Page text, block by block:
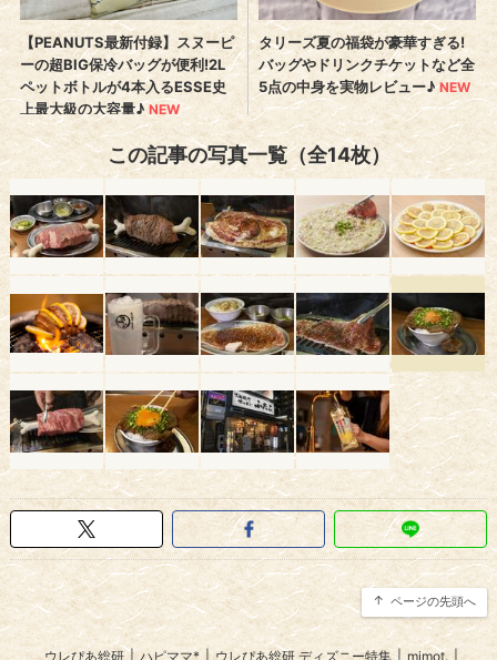
この記事の写真一覧（全14枚）
ページの先頭へ
ウレぴあ総研 | ハピママ* | ウレぴあ総研 ディズニー特集 | mimot.